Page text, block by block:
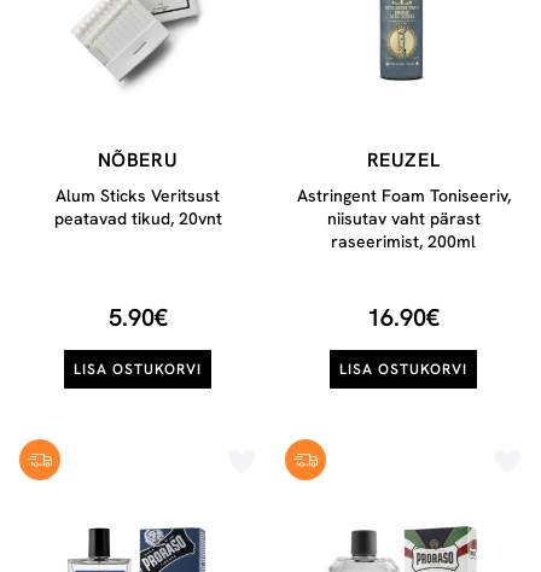
NÕBERU
Alum Sticks Veritsust
peatavad tikud, 20vnt
5.90€
LISA OSTUKORVI
REUZEL
Astringent Foam Toniseeriv,
niisutav vaht pärast
raseerimist, 200ml
16.90€
LISA OSTUKORVI